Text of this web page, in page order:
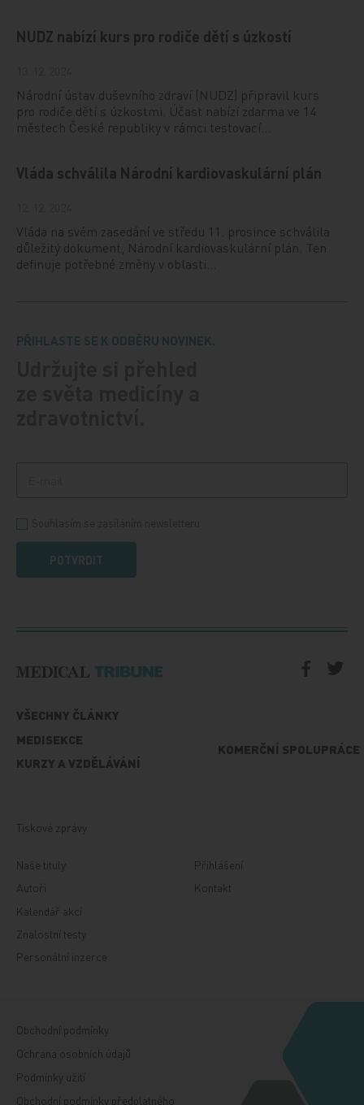
NUDZ nabízí kurs pro rodiče dětí s úzkostí
Národní ústav duševního zdraví (NUDZ) připravil kurs
pro rodiče dětí s úzkostmi. Účast nabízí zdarma ve 14
městech České republiky v rámci testovací…
Vláda schválila Národní kardiovaskulární plán
Vláda na svém zasedání ve středu 11. prosince schválila
důležitý dokument, Národní kardiovaskulární plán. Ten
definuje potřebné změny v oblasti…
PŘIHLASTE SE K ODBĚRU NOVINEK.
POTVRDIT
VŠECHNY ČLÁNKY
MEDISEKCE
KURZY A VZDĚLÁVÁNÍ
KOMERČNÍ SPOLUPRÁCE
Tiskové zprávy
Naše tituly
Autoři
Kalendář akcí
Znalostní testy
Personální inzerce
Přihlášení
Kontakt
Obchodní podmínky
Ochrana osobních údajů
Podmínky užití
Obchodní podmínky předplatného